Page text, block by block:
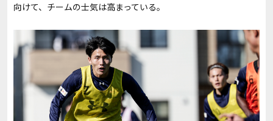
向けて、チームの士気は高まっている。